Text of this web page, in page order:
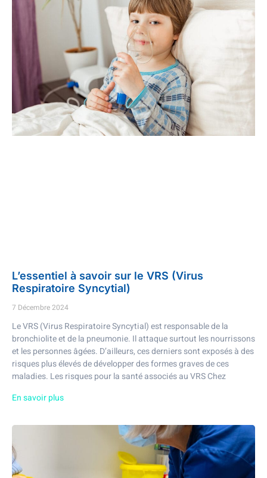
L’essentiel à savoir sur le VRS (Virus
Respiratoire Syncytial)
7 Décembre 2024
Le VRS (Virus Respiratoire Syncytial) est responsable de la
bronchiolite et de la pneumonie. Il attaque surtout les nourrissons
et les personnes âgées. D’ailleurs, ces derniers sont exposés à des
risques plus élevés de développer des formes graves de ces
maladies. Les risques pour la santé associés au VRS Chez
En savoir plus